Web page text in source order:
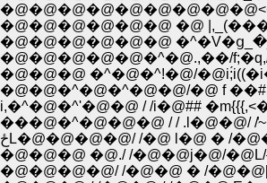
�@�@�@�@�@�@ �@
�@�@�@�@�@�@
�@�@�@�@�@�^�@.,��/
�@�@�@ �^�@�^!�@/
i,�^�@�^'�@�@ / /i�@##
���@�^�@�@�@ / / .l�@�@/ /̓
�@�@�@ �@./ /�@�@j�@/
�@�@�@�@/ /�@�@ � /